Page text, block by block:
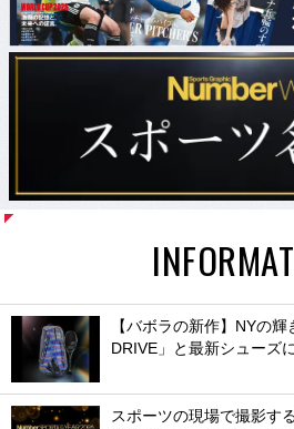
【バボラの新作】NYの
DRIVE」と最新シューズ
スポーツの現場で撮影す